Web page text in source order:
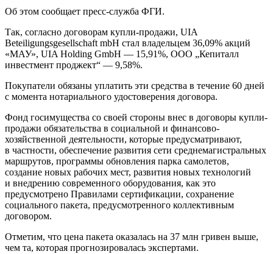
Об этом сообщает пресс-служба ФГИ.
Так, согласно договорам купли-продажи, UIA
Beteiligungsgesellschaft mbH стал владельцем 36,09% акций
«МАУ», UIA Holding GmbH — 15,91%, ООО „Кепиталл
инвестмент проджект“ — 9,58%.
Покупатели обязаны уплатить эти средства в течение 60 дней
с момента нотариального удостоверения договора.
Фонд госимущества со своей стороны внес в договоры купли-
продажи обязательства в социальной и финансово-
хозяйственной деятельности, которые предусматривают,
в частности, обеспечение развития сети среднемагистральных
маршрутов, программы обновления парка самолетов,
создание новых рабочих мест, развития новых технологий
и внедрению современного оборудования, как это
предусмотрено Правилами сертификации, сохранение
социального пакета, предусмотренного коллективным
договором.
Отметим, что цена пакета оказалась на 37 млн гривен выше,
чем та, которая прогнозировалась экспертами.